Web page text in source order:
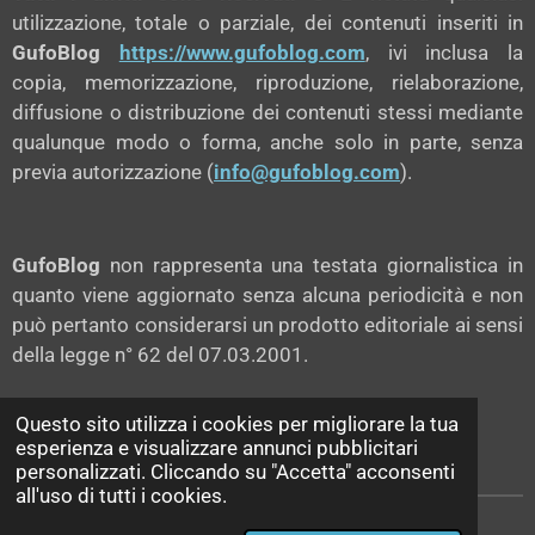
Questo sito utilizza i cookies per migliorare la tua
esperienza e visualizzare annunci pubblicitari
personalizzati. Cliccando su "Accetta" acconsenti
all'uso di tutti i cookies.
utilizzazione, totale o parziale, dei contenuti inseriti in
GufoBlog
https://www.gufoblog.com, ivi inclusa la
copia, memorizzazione, riproduzione, rielaborazione,
diffusione o distribuzione dei contenuti stessi mediante
qualunque modo o forma, anche solo in parte, senza
previa autorizzazione (info@gufoblog.com).
GufoBlog non rappresenta una testata giornalistica in
quanto viene aggiornato senza alcuna periodicità e non
può pertanto considerarsi un prodotto editoriale ai sensi
della legge n° 62 del 07.03.2001.
-->LEGGI IL DISCLAIMER COMPLETO